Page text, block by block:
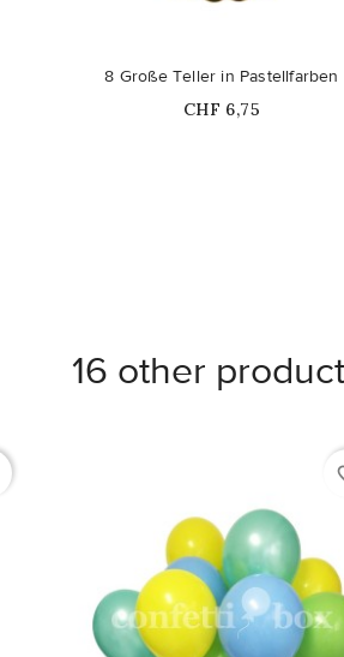
Nicht auf Lager
8 Große Teller in Pastellfarben
Price
CHF 6,75
16 other